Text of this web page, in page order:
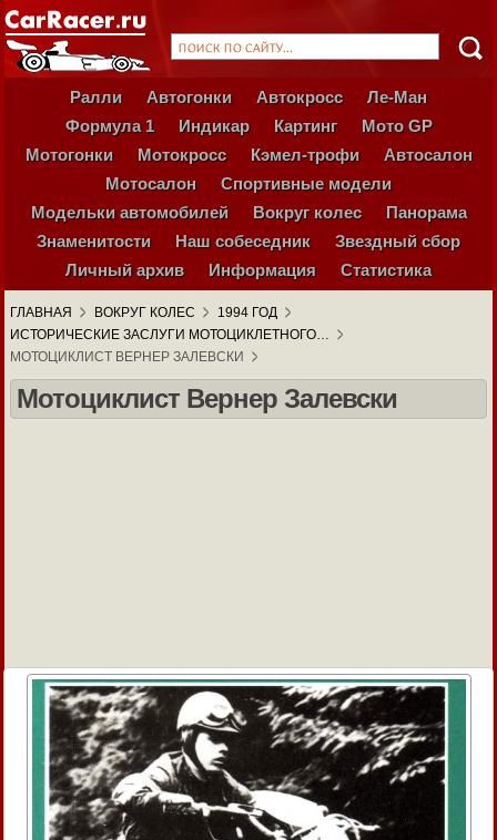
Ралли Автогонки Автокросс
Ле-Ман
Формула 1
Индикар Картинг
Мото GP
Мотогонки
Мотокросс Кэмел-трофи
Автосалон
Мотосалон
Спортивные модели
Модельки автомобилей
Вокруг колес
Панорама
Знаменитости
Наш собеседник
Звездный сбор
Личный архив
Информация Статистика
ГЛАВНАЯ ВОКРУГ КОЛЕС
1994 ГОД
ИСТОРИЧЕСКИЕ ЗАСЛУГИ МОТОЦИКЛЕТНОГО…
МОТОЦИКЛИСТ ВЕРНЕР ЗАЛЕВСКИ
Мотоциклист Вернер Залевски